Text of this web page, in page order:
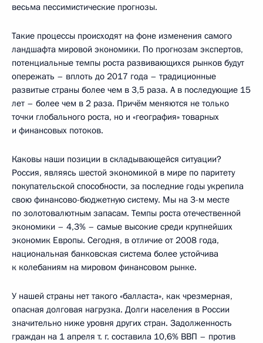
весьма пессимистические прогнозы.
Такие процессы происходят на фоне изменения самого
ландшафта мировой экономики. По прогнозам экспертов,
потенциальные темпы роста развивающихся рынков будут
опережать – вплоть до 2017 года – традиционные
развитые страны более чем в 3,5 раза. А в последующие 15
лет – более чем в 2 раза. Причём меняются не только
точки глобального роста, но и «география» товарных
и финансовых потоков.
Каковы наши позиции в складывающейся ситуации?
Россия, являясь шестой экономикой в мире по паритету
покупательской способности, за последние годы укрепила
свою финансово-бюджетную систему. Мы на 3-м месте
по золотовалютным запасам. Темпы роста отечественной
экономики – 4,3% – самые высокие среди крупнейших
экономик Европы. Сегодня, в отличие от 2008 года,
национальная банковская система более устойчива
к колебаниям на мировом финансовом рынке.
У нашей страны нет такого «балласта», как чрезмерная,
опасная долговая нагрузка. Долги населения в России
значительно ниже уровня других стран. Задолженность
граждан на 1 апреля т. г. составила 10,6% ВВП – против